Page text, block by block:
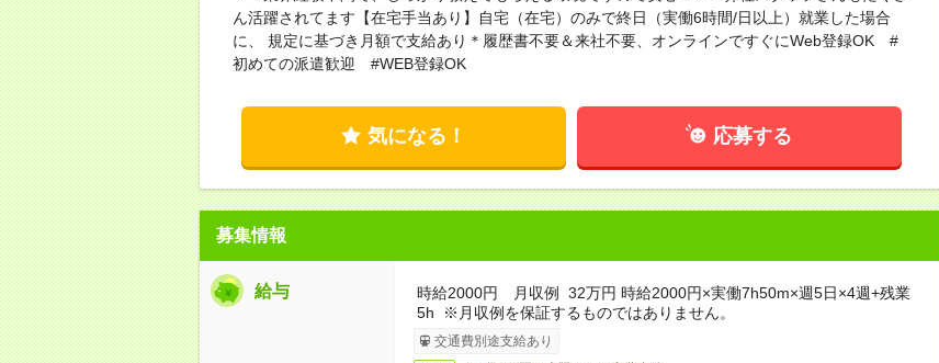
ん活躍されてます【在宅手当あり】自宅（在宅）のみで終日（実働6時間/日以上）就業した場合
に、 規定に基づき月額で支給あり＊履歴書不要＆来社不要、オンラインですぐにWeb登録OK #
初めての派遣歓迎 #WEB登録OK
気になる！ 応募する
募集情報
給与
時給2000円 月収例 32万円 時給2000円×実働7h50m×週5日×4週+残業
5h ※月収例を保証するものではありません。
交通費別途支給あり